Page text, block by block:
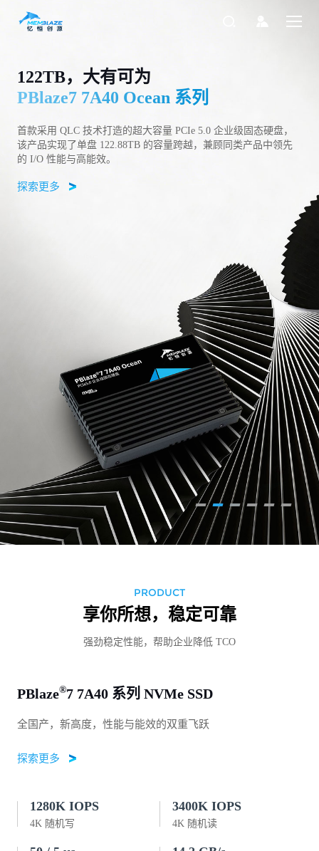
不止于优：全国产，新高度
PBlaze7 7A40 系列 NVMe SSD 采用平头哥镇岳510主控 + 长江存
探索更多
122TB，大有可为
该产品实现了单盘 122.88TB 的容量跨越，兼顾同类产品中领先
PCIe5.0 & NVMe2.0
PBlaze7 7940 系列
基于忆恒创源自主研发的统一框架平台 MUFP 开发，采用 PCIe
5.0 接口，有着两倍于 PCIe 4.0 SSD 的读写性能，支持 NVMe 2.0
协议规范，以及对 2.5 英寸 U.2、HHHL AIC、E1.S 以 E3.S 外观
升级长江存储新一代闪存
代晶栈® Xtacking® 3D NAND，拥有更高的产品写入性能、更高
国产化NVMe SSD
NAND 颗粒，兼备高性能与高能效比，为企业主流业务应用加
大容量，高性能NVMe SSD
IOPS 的 4K 随机读性能，6.4TB 至 30.72TB 容量点，满足数据中
PRODUCT
享你所想，稳定可靠
强劲稳定性能，帮助企业降低 TCO
PBlaze®7 7A40 系列 NVMe SSD
全国产，新高度，性能与能效的双重飞跃
探索更多
1280K IOPS
4K 随机写
3400K IOPS
4K 随机读